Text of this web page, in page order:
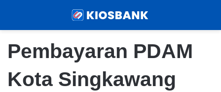
Pembayaran PDAM
Kota Singkawang